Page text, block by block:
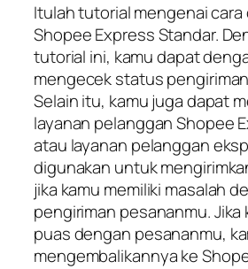
Itulah tutorial mengenai cara
Shopee Express Standar.
tutorial ini, kamu dapat
mengecek status
Selain itu, kamu juga dapat
layanan pelanggan Shopee
atau layanan pelanggan
digunakan untuk
jika kamu memiliki masalah
pengiriman pesananmu. Jika
puas dengan pesananmu,
mengembalikannya ke